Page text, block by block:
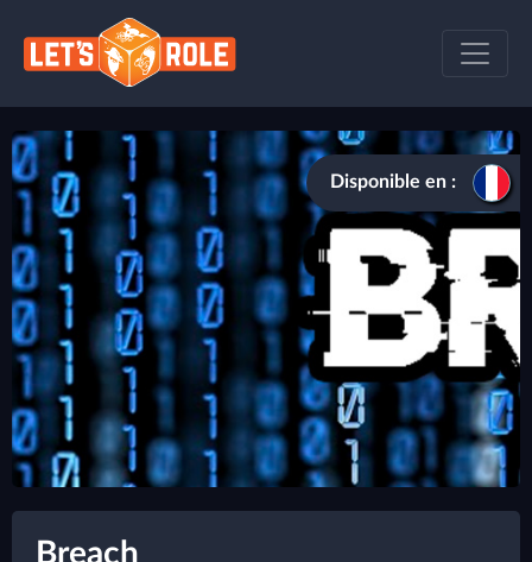
Disponible en :
Breach